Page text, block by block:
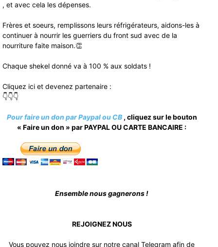
, et avec cela les dépenses.
Frères et soeurs, remplissons leurs réfrigérateurs, aidons-les à
continuer à nourrir les guerriers du front sud avec de la
nourriture faite maison.👏
Chaque shekel donné va à 100 % aux soldats !
Cliquez ici et devenez partenaire :
👇👇👇
Pour faire un don par Paypal ou CB , cliquez sur le bouton
« Faire un don » par PAYPAL OU CARTE BANCAIRE :
Ensemble nous gagnerons !
REJOIGNEZ NOUS
Vous pouvez nous joindre sur notre canal Telegram afin de